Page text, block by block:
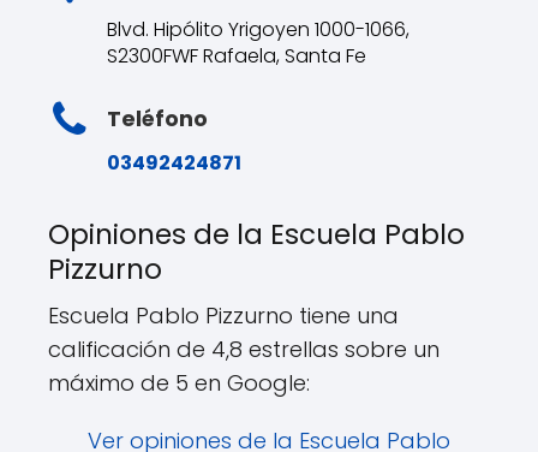
Blvd. Hipólito Yrigoyen 1000-1066,
S2300FWF Rafaela, Santa Fe
Teléfono
03492424871
Opiniones de la Escuela Pablo
Pizzurno
Escuela Pablo Pizzurno tiene una
calificación de 4,8 estrellas sobre un
máximo de 5 en Google:
Ver opiniones de la Escuela Pablo